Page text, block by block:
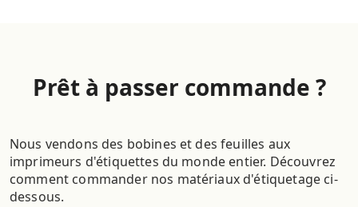
Prêt à passer commande ?
Nous vendons des bobines et des feuilles aux
imprimeurs d'étiquettes du monde entier. Découvrez
comment commander nos matériaux d'étiquetage ci-
dessous.